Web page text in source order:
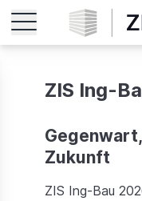
Roadmap
ZIS Ing-
Zukunft
ZIS Ing-Bau